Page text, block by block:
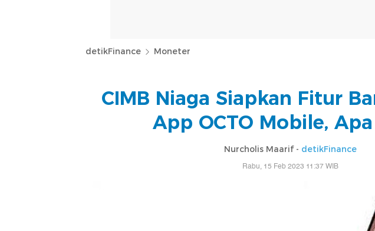
detikFinance Moneter
CIMB Niaga Siapkan Fitur
App OCTO Mobile, Apa
Nurcholis Maarif - detikFinance
Rabu, 15 Feb 2023 11:37 WIB